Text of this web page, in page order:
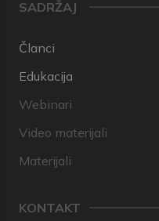
SADRŽAJ
Članci
Edukacija
Webinari
Video materijali
Materijali
KONTAKT